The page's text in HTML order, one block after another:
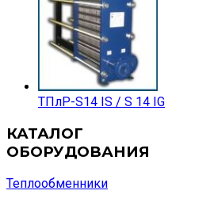
ТПлР-S14 IS / S 14 IG
КАТАЛОГ
ОБОРУДОВАНИЯ
Теплообменники